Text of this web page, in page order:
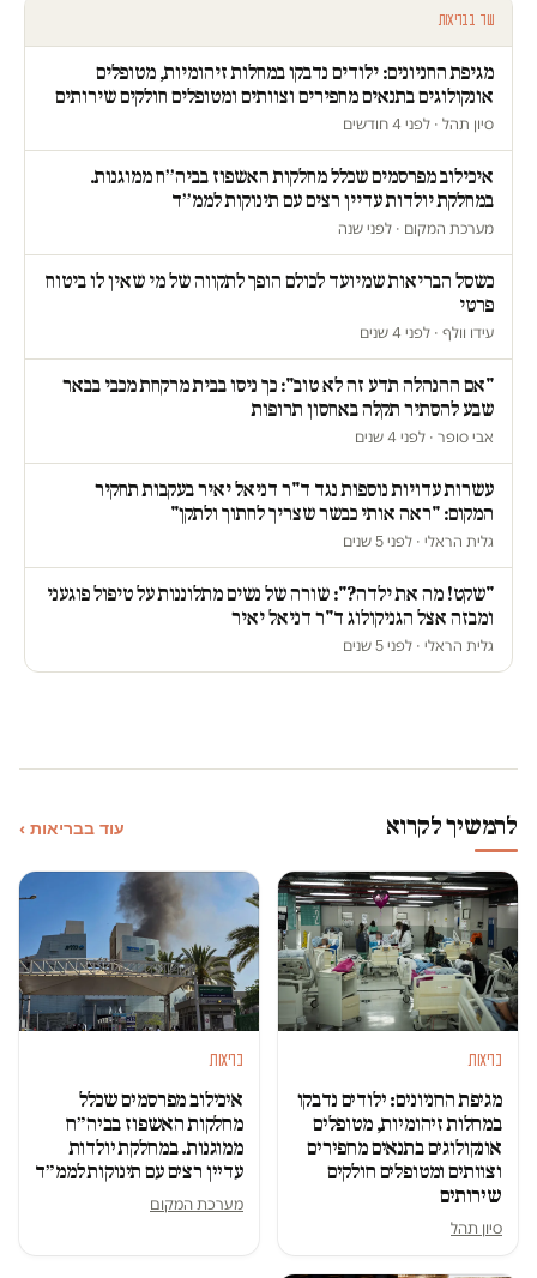
עוד בבריאות
מגיפת החניונים: ילודים נדבקו במחלות זיהומיות, מטופלים
אונקולוגים בתנאים מחפירים וצוותים ומטופלים חולקים שירותים
סיון תהל · לפני 4 חודשים
איכילוב מפרסמים שכלל מחלקות האשפוז בביה״ח ממוגנות.
במחלקת יולדות עדיין רצים עם תינוקות לממ״ד
מערכת המקום · לפני שנה
כשסל הבריאות שמיועד לכולם הופך לתקווה של מי שאין לו ביטוח
פרטי
עידו וולף · לפני 4 שנים
"אם ההנהלה תדע זה לא טוב": כך ניסו בבית מרקחת מכבי בבאר
שבע להסתיר תקלה באחסון תרופות
אבי סופר · לפני 4 שנים
עשרות עדויות נוספות נגד ד"ר דניאל יאיר בעקבות תחקיר
המקום: "ראה אותי כבשר שצריך לחתוך ולתקן"
גלית הראלי · לפני 5 שנים
"שקט! מה את ילדה?": שורה של נשים מתלוננות על טיפול פוגעני
ומבזה אצל הגניקולוג ד"ר דניאל יאיר
גלית הראלי · לפני 5 שנים
להמשיך לקרוא עוד בבריאות ›
בריאות
מגיפת החניונים: ילודים נדבקו
במחלות זיהומיות, מטופלים
אונקולוגים בתנאים מחפירים
וצוותים ומטופלים חולקים
שירותים
סיון תהל
בריאות
איכילוב מפרסמים שכלל
מחלקות האשפוז בביה״ח
ממוגנות. במחלקת יולדות
עדיין רצים עם תינוקות לממ״ד
מערכת המקום